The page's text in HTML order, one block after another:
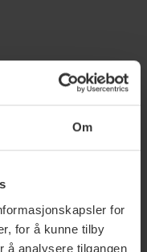
Om
for
for å kunne tilby
å analysere tilgangen